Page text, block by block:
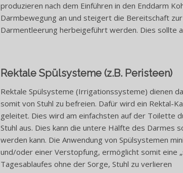
produzieren nach dem Einführen in den Enddarm
Darmbewegung an und steigert die Bereitschaft
Darmentleerung herbeigeführt werden. Dies sollte
Rektale Spülsysteme (z.B. Peristeen)
Rektale Spülsysteme (Irrigationssysteme) dienen
somit von Stuhl zu befreien. Dafür wird ein Rektal-
geleitet. Dies wird am einfachsten auf der Toilette
Stuhl aus. Dies kann die untere Hälfte des
werden kann. Die Anwendung von Spülsystemen
und/oder einer Verstopfung, ermöglicht somit eine
Tagesablaufes ohne der Sorge, Stuhl zu verlieren